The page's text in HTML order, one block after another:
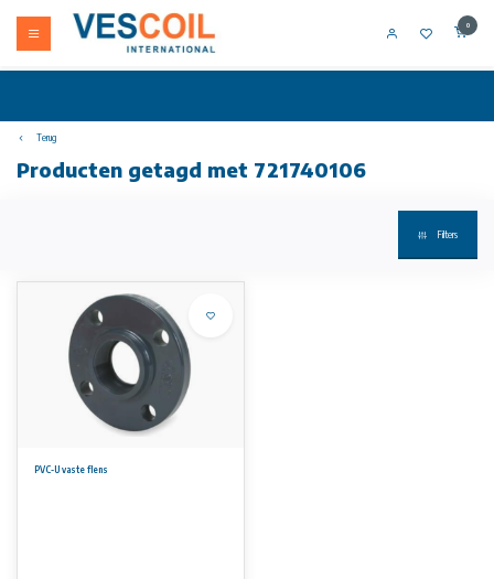
0
Terug
Producten getagd met 721740106
Filters
PVC-U vaste flens